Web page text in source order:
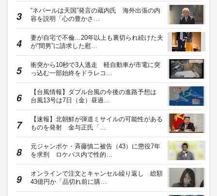
“ネパールは天国”発言の蔵内氏 海外出張の内
容を説明「心の豊かさ…
妻が自宅で不倫…20年以上も裏切られ続けた夫
が“間男”に請求した慰…
衝突から10秒で3人逃走 軽自動車が市電に突
っ込む一部始終をドラレコ…
【台風情報】ダブル台風の今後の進路予想は
台風13号は7日（金）昼過…
【速報】北朝鮮が弾道ミサイルの可能性がある
ものを発射 金与正氏「…
元ジャンポケ・斉藤慎二被告（43）に懲役7年
を求刑 ロケバス内で性的…
オンラインで注文とキャンセル繰り返し 総額
43億円か「品切れ前に購…